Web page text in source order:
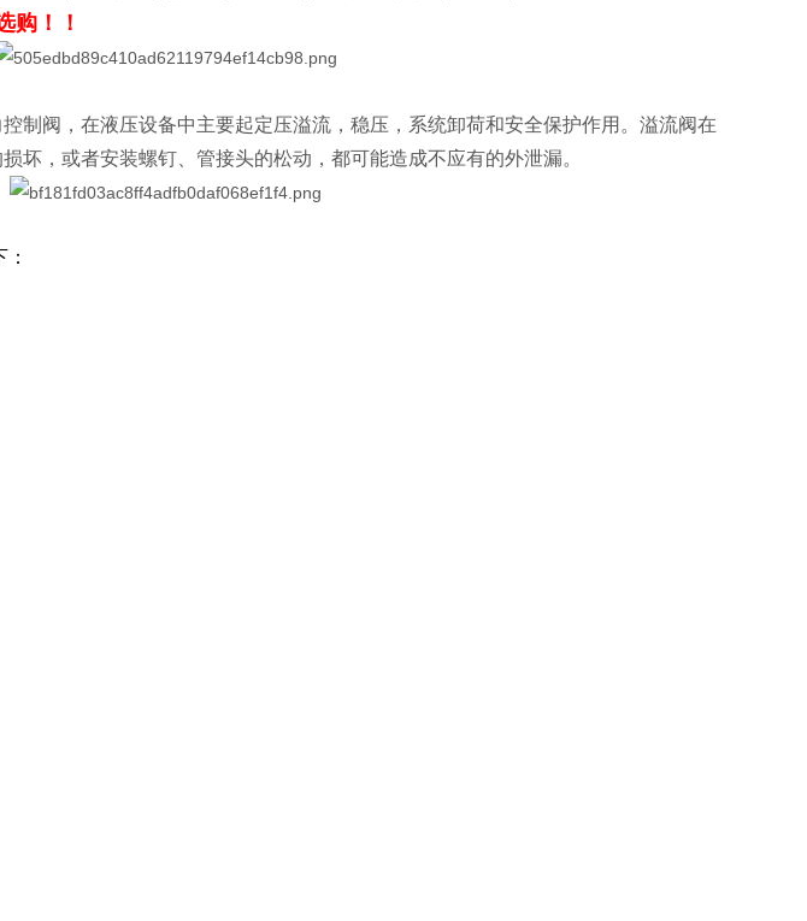
购！！
制阀，在液压设备中主要起定压溢流，稳压，系统卸荷和安全保护作用。溢流阀在
坏，或者安装螺钉、管接头的松动，都可能造成不应有的外泄漏。